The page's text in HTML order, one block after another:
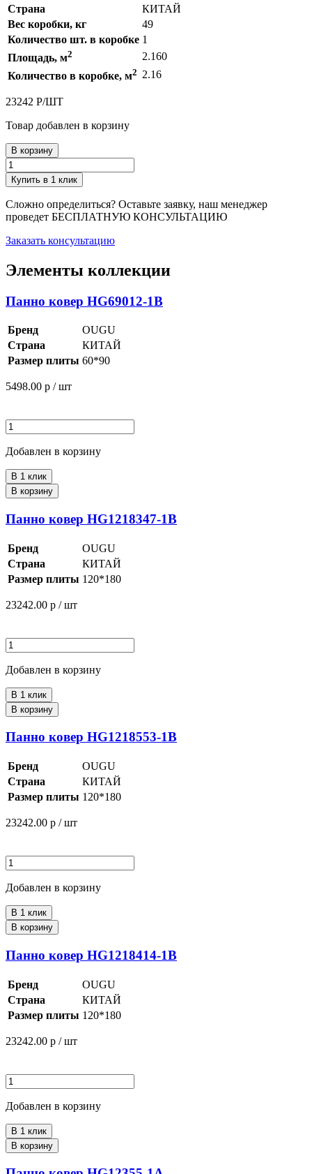
Страна
КИТАЙ
Вес коробки, кг
49
Количество шт. в коробке 1
Площадь, м2
2.160
Количество в коробке, м2 2.16
23242 Р/ШТ
Товар добавлен в корзину
В корзину
Купить в 1 клик
Сложно определиться? Оставьте заявку, наш менеджер
проведет БЕСПЛАТНУЮ КОНСУЛЬТАЦИЮ
Заказать консультацию
Элементы коллекции
Панно ковер HG69012-1B
Бренд
OUGU
Страна
КИТАЙ
Размер плиты 60*90
5498.00 р / шт
Добавлен в корзину
В 1 клик
В корзину
Панно ковер HG1218347-1B
Бренд
OUGU
Страна
КИТАЙ
Размер плиты 120*180
23242.00 р / шт
Добавлен в корзину
В 1 клик
В корзину
Панно ковер HG1218553-1B
Бренд
OUGU
Страна
КИТАЙ
Размер плиты 120*180
23242.00 р / шт
Добавлен в корзину
В 1 клик
В корзину
Панно ковер HG1218414-1B
Бренд
OUGU
Страна
КИТАЙ
Размер плиты 120*180
23242.00 р / шт
Добавлен в корзину
В 1 клик
В корзину